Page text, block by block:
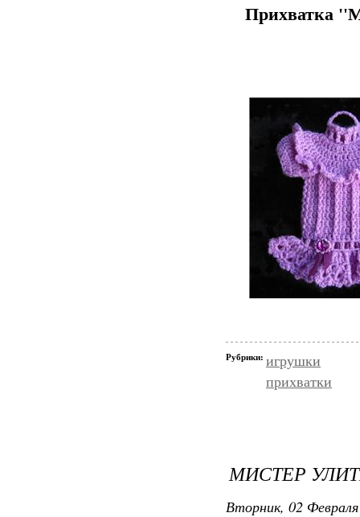
Прихватка
Рубрики: игрушки
прихватки
МИСТЕР
Вторник, 02